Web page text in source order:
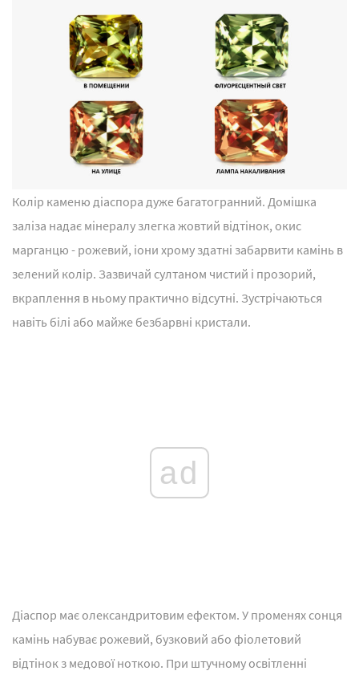
Колір каменю діаспора дуже багатогранний. Домішка
заліза надає мінералу злегка жовтий відтінок, окис
марганцю - рожевий, іони хрому здатні забарвити камінь в
зелений колір. Зазвичай султаном чистий і прозорий,
вкраплення в ньому практично відсутні. Зустрічаються
навіть білі або майже безбарвні кристали.
ad
Діаспор має олександритовим ефектом. У променях сонця
камінь набуває рожевий, бузковий або фіолетовий
відтінок з медової ноткою. При штучному освітленні